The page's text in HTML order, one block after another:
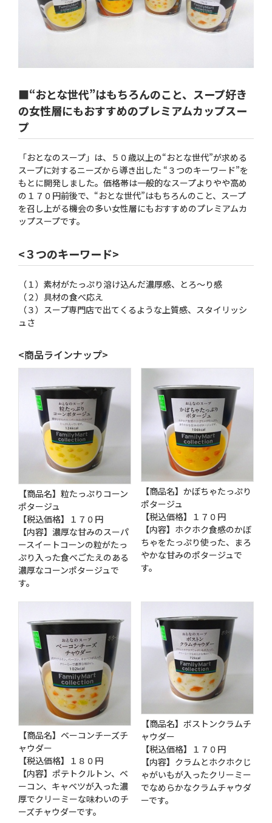
■“おとな世代”はもちろんのこと、スープ好き
の女性層にもおすすめのプレミアムカップスー
プ
「おとなのスープ」は、５０歳以上の“おとな世代”が求める
スープに対するニーズから導き出した “３つのキーワード”を
もとに開発しました。価格帯は一般的なスープよりやや高め
の１７０円前後で、“おとな世代”はもちろんのこと、スープ
を召し上がる機会の多い女性層にもおすすめのプレミアムカ
ップスープです。
<３つのキーワード>
（１）素材がたっぷり溶け込んだ濃厚感、とろ〜り感
（２）具材の食べ応え
（３）スープ専門店で出てくるような上質感、スタイリッシ
ュさ
<商品ラインナップ>
【商品名】粒たっぷりコーン
ポタージュ
【税込価格】１７０円
【内容】濃厚な甘みのスーパ
ースイートコーンの粒がたっ
ぷり入った食べごたえのある
濃厚なコーンポタージュで
す。
【商品名】かぼちゃたっぷり
ポタージュ
【税込価格】１７０円
【内容】ホクホク食感のかぼ
ちゃをたっぷり使った、まろ
やかな甘みのポタージュで
す。
【商品名】ベーコンチーズチ
ャウダー
【税込価格】１８０円
【内容】ポテトクルトン、ベ
ーコン、キャベツが入った濃
厚でクリーミーな味わいのチ
ーズチャウダーです。
【商品名】ボストンクラムチ
ャウダー
【税込価格】１７０円
【内容】クラムとホクホクじ
ゃがいもが入ったクリーミー
でなめらかなクラムチャウダ
ーです。